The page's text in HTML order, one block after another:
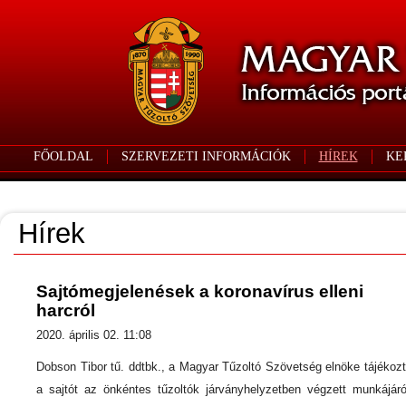
FŐOLDAL SZERVEZETI INFORMÁCIÓK HÍREK
Hírek
Sajtómegjelenések a koronavírus elleni
harcról
2020. április 02. 11:08
Dobson Tibor tű. ddtbk., a Magyar Tűzoltó Szövetség elnöke
a sajtót az önkéntes tűzoltók járványhelyzetben végzett